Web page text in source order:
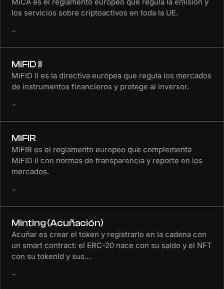
los servicios sobre criptoactivos en toda la UE.
→
MiFID II
MiFID II es la directiva europea que regula los mercados
de instrumentos financieros y protege al inversor.
→
MiFIR
MiFIR es el reglamento europeo que complementa
MiFID II con normas de transparencia y reporte en los
mercados.
→
Minting (Acuñación)
Acuñar es crear el token y registrarlo en la cadena con
un smart contract: el ERC-20 nace con su saldo y el NFT
con su tokenId y sus…
→